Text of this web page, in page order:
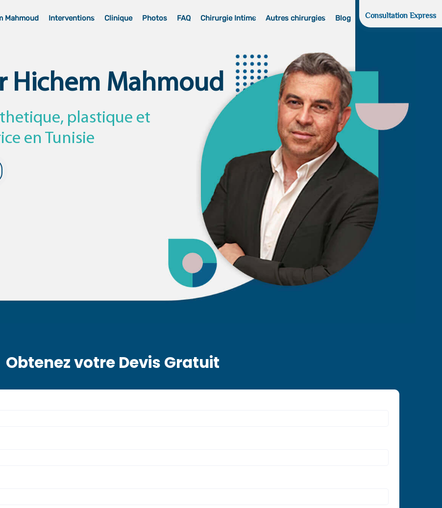
Mahmoud Interventions Clinique Photos FAQ Chirurgie Intime Autres chirurgies Blog Consultation Express
Hichem Mahmoud
plastique et
en Tunisie
Obtenez votre Devis Gratuit